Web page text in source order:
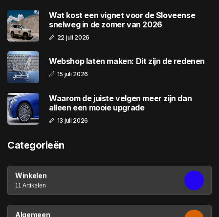
Wat kost een vignet voor de Sloveense
snelweg in de zomer van 2026
22 juli 2026
Webshop laten maken: Dit zijn de redenen
15 juli 2026
Waarom de juiste velgen meer zijn dan
alleen een mooie upgrade
13 juli 2026
Categorieën
Winkelen
11 Artikelen
Algemeen